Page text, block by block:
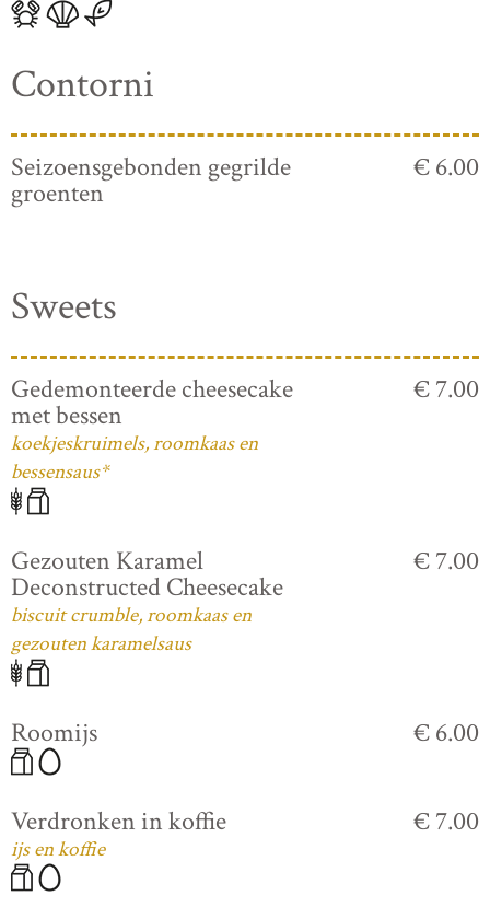
Contorni
Seizoensgebonden gegrilde
groenten
€ 6.00
Sweets
Gedemonteerde cheesecake
met bessen
koekjeskruimels, roomkaas en
bessensaus*
€ 7.00
Gezouten Karamel
Deconstructed Cheesecake
biscuit crumble, roomkaas en
gezouten karamelsaus
€ 7.00
Roomijs € 6.00
Verdronken in koffie
ijs en koffie
€ 7.00